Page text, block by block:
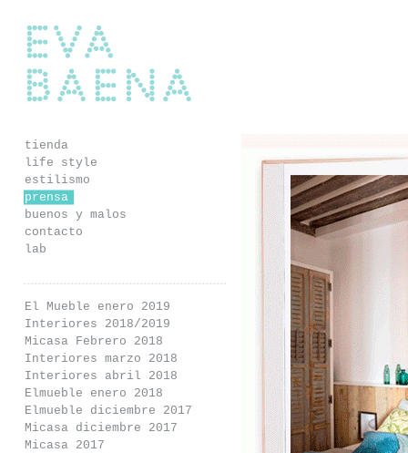
Eva Baena
tienda
life style
estilismo
prensa
buenos y malos
contacto
lab
El Mueble enero 2019
Interiores 2018/2019
Micasa Febrero 2018
Interiores marzo 2018
Interiores abril 2018
Elmueble enero 2018
Elmueble diciembre 2017
Micasa diciembre 2017
Micasa 2017